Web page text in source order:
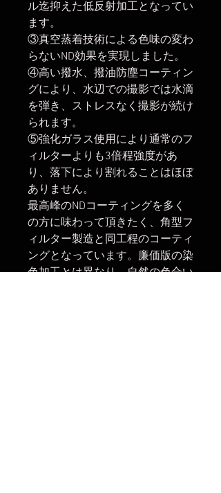
ル迄抑えた低反射加工となってい
ます。
③真空蒸着技術による色味の変わ
らないND効果を実現しました。
④高い撥水、撥油防塵コーティン
グにより、水辺での撮影では水滴
を弾き、ストレスなく撮影が続け
られます。
⑤強化ガラス使用により通常のフ
ィルターよりも3倍程強度があ
り、落下により割れることはほぼ
ありません。
最高峰のNDコーティングを多く
の方に味わって頂きたく、角型フ
ィルター製造と同工程のコーティ
ングとなっています。廉価版の染
色加工とは異なり、自然の色合い